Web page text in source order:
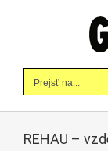
Prejsť na...
REHAU –